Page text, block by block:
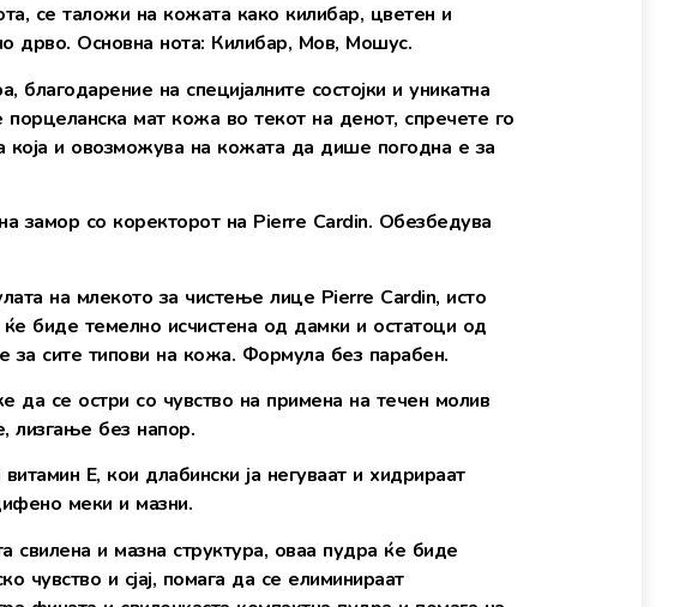
се таложи на кожата како килибар, цветен и
дрво. Основна нота: Килибар, Мов, Мошус.
благодарение на специјалните состојки и уникатна
мат кожа во текот на денот, спречете го
која и овозможува на кожата да дише погодна e за
замор со коректорот на Pierre Cardin. Обезбедува
на млекото за чистење лице Pierre Cardin, исто
биде темелно исчистена од дамки и остатоци од
сите типови на кожа. Формула без парабен.
се остри со чувство на примена на течен молив
лизгање без напор.
Е, кои длабински ја негуваат и хидрираат
меки и мазни.
свилена и мазна структура, оваа пудра ќе биде
и сјај, помага да се елиминираат